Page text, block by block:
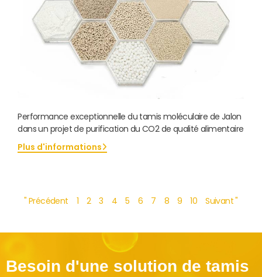
Performance exceptionnelle du tamis moléculaire de Jalon
dans un projet de purification du CO2 de qualité alimentaire
Plus d'informations
" Précédent 1 2 3 4 5 6 7 8 9 10 Suivant "
Besoin d'une solution de tamis